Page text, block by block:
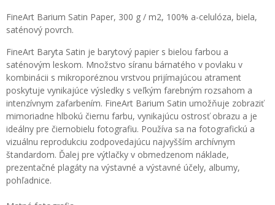
FineArt Barium Satin Paper, 300 g / m2, 100% a-celulóza, biela,
saténový povrch.
FineArt Baryta Satin je barytový papier s bielou farbou a
saténovým leskom. Množstvo síranu bárnatého v povlaku v
kombinácii s mikroporéznou vrstvou prijímajúcou atrament
poskytuje vynikajúce výsledky s veľkým farebným rozsahom a
intenzívnym zafarbením. FineArt Barium Satin umožňuje zobraziť
mimoriadne hlbokú čiernu farbu, vynikajúcu ostrosť obrazu a je
ideálny pre čiernobielu fotografiu. Používa sa na fotografickú a
vizuálnu reprodukciu zodpovedajúcu najvyšším archívnym
štandardom. Ďalej pre výtlačky v obmedzenom náklade,
prezentačné plagáty na výstavné a výstavné účely, albumy,
pohľadnice.